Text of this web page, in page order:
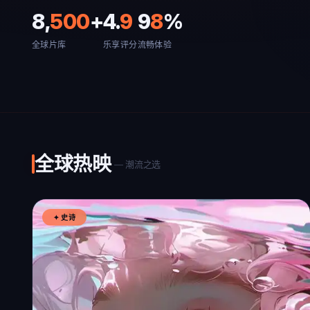
8,500+
全球片库
4.9
乐享评分
98%
流畅体验
全球热映 — 潮流之选
✦ 史诗